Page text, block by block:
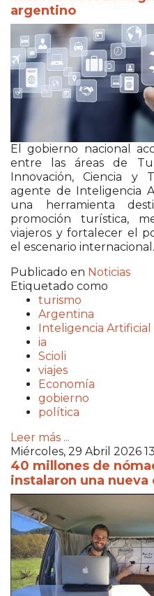
argentino
El gobierno nacional
entre las áreas de
Innovación, Ciencia y
agente de Inteligencia
una herramienta
promoción turística,
viajeros y fortalecer el
el escenario internacional.
Publicado en Noticias
Etiquetado como
turismo
Argentina
Inteligencia Artificial
ia
Scioli
viajes
Economía
gobierno
política
Leer más ...
Miércoles, 29 Abril 2026
40 millones de
instalaron una